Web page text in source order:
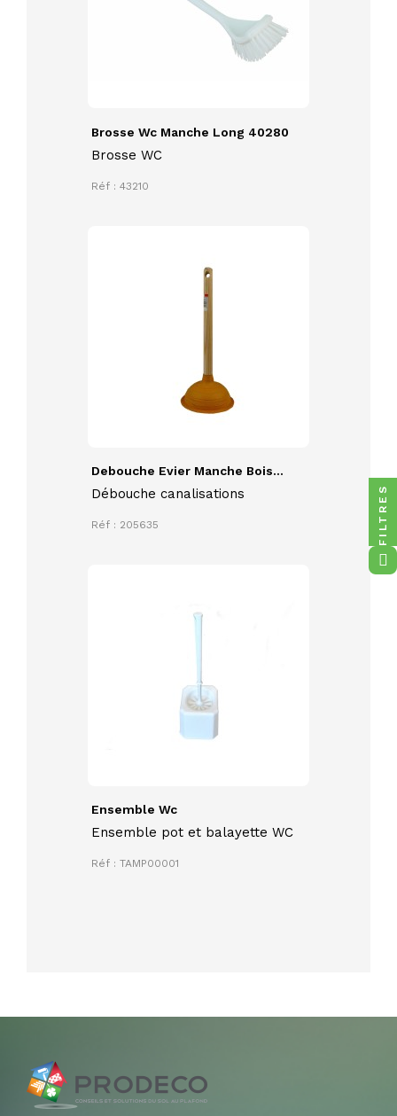
Brosse Wc Manche Long 40280
Brosse WC
Réf : 43210
Debouche Evier Manche Bois...
Débouche canalisations
Réf : 205635
Ensemble Wc
Ensemble pot et balayette WC
Réf : TAMP00001
FILTRES